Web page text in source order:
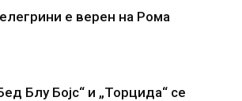
е верен на Рома
Блу Бојс“ и „Торцида“ се